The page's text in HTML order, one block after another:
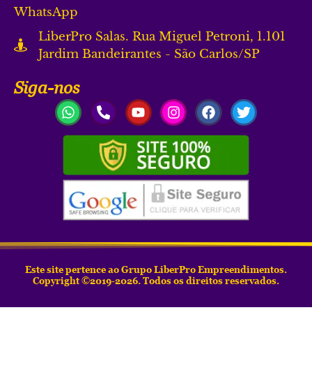
WhatsApp
LiberPro Salas. Rua Miguel Petroni, 1.101
Jardim Bandeirantes - São Carlos/SP
Siga-nos
Este site pertence ao Grupo LiberPro Empreendimentos.
Copyright ©2019-2026. Todos os direitos reservados.